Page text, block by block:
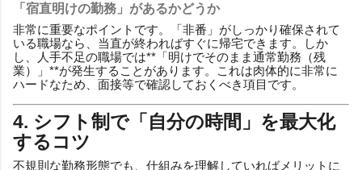
「宿直明けの勤務」があるかどうか
非常に重要なポイントです。「非番」がしっかり確保されて
いる職場なら、当直が終わればすぐに帰宅できます。しか
し、人手不足の職場では**「明けでそのまま通常勤務（残
業）」**が発生することがあります。これは肉体的に非常に
ハードなため、面接等で確認しておくべき項目です。
4. シフト制で「自分の時間」を最大化
するコツ
不規則な勤務形態でも、仕組みを理解していればメリットに